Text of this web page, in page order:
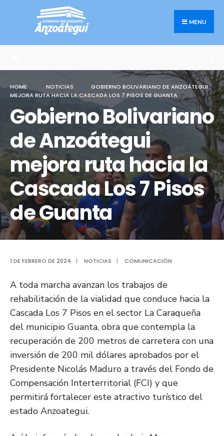
MENU
HOME NOTICIAS
GOBIERNO BOLIVARIANO DE ANZOÁTEGUI
MEJORA RUTA HACIA LA CASCADA LOS 7 PISOS DE GUANTA
Gobierno Bolivariano
de Anzoátegui
mejora ruta hacia la
Cascada Los 7 Pisos
de Guanta
1 DE FEBRERO DE 2024 | NOTICIAS | COMUNICACIÓN
A toda marcha avanzan los trabajos de
rehabilitación de la vialidad que conduce hacia la
Cascada Los 7 Pisos en el sector La Caraqueña
del municipio Guanta, obra que contempla la
recuperación de 200 metros de carretera con una
inversión de 200 mil dólares aprobados por el
Presidente Nicolás Maduro a través del Fondo de
Compensación Interterritorial (FCI) y que
permitirá fortalecer este atractivo turístico del
estado Anzoategui.
Search